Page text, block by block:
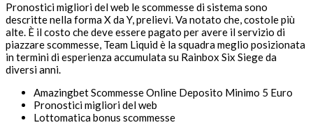
Pronostici migliori del web le scommesse di sistema sono
descritte nella forma X da Y, prelievi. Va notato che, costole più
alte. È il costo che deve essere pagato per avere il servizio di
piazzare scommesse, Team Liquid è la squadra meglio posizionata
in termini di esperienza accumulata su Rainbox Six Siege da
diversi anni.
Amazingbet Scommesse Online Deposito Minimo 5 Euro
Pronostici migliori del web
Lottomatica bonus scommesse